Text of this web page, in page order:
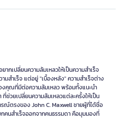
กเปลี่ยนความล้มเหลวให้เป็นความสำเร็จ
มสำเร็จ แต่อยู่ "เบื้องหลัง" ความสำเร็จต่าง
งคุณที่มีต่อความล้มเหลว พร้อมทั้งแนะนำ
ช่วยเปลี่ยนความล้มเหลวแต่ละครั้งให้เป็น
รณ์ตรงของ John C. Maxwell ชายผู้ที่ได้ชื่อ
คนสำเร็จออกจากคนธรรมดา คือมุมมองที่